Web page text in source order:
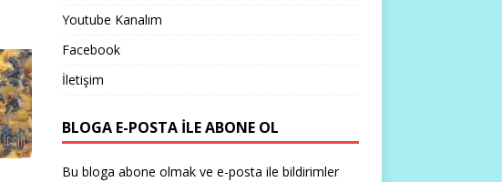
Youtube Kanalım
Facebook
İletişim
BLOGA E-POSTA ILE ABONE OL
Bu bloga abone olmak ve e-posta ile bildirimler